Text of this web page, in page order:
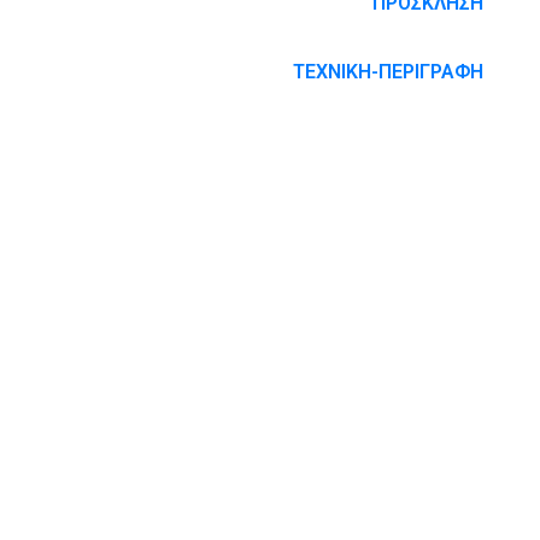
ΤΕΧΝΙΚΗ-ΠΕΡΙΓΡΑΦΗ